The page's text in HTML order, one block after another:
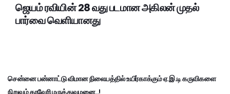
ஜெயம் ரவியின் 28 வது படமான அகிலன் முதல்
பார்வை வெளியானது
சென்னை பன்னாட்டு விமான நிலையத்தில் உயிர்காக்கும் ஏ.இ.டி கருவிகளை